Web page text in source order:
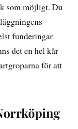
som möjligt. Du
funderingar
det en hel kår
för att